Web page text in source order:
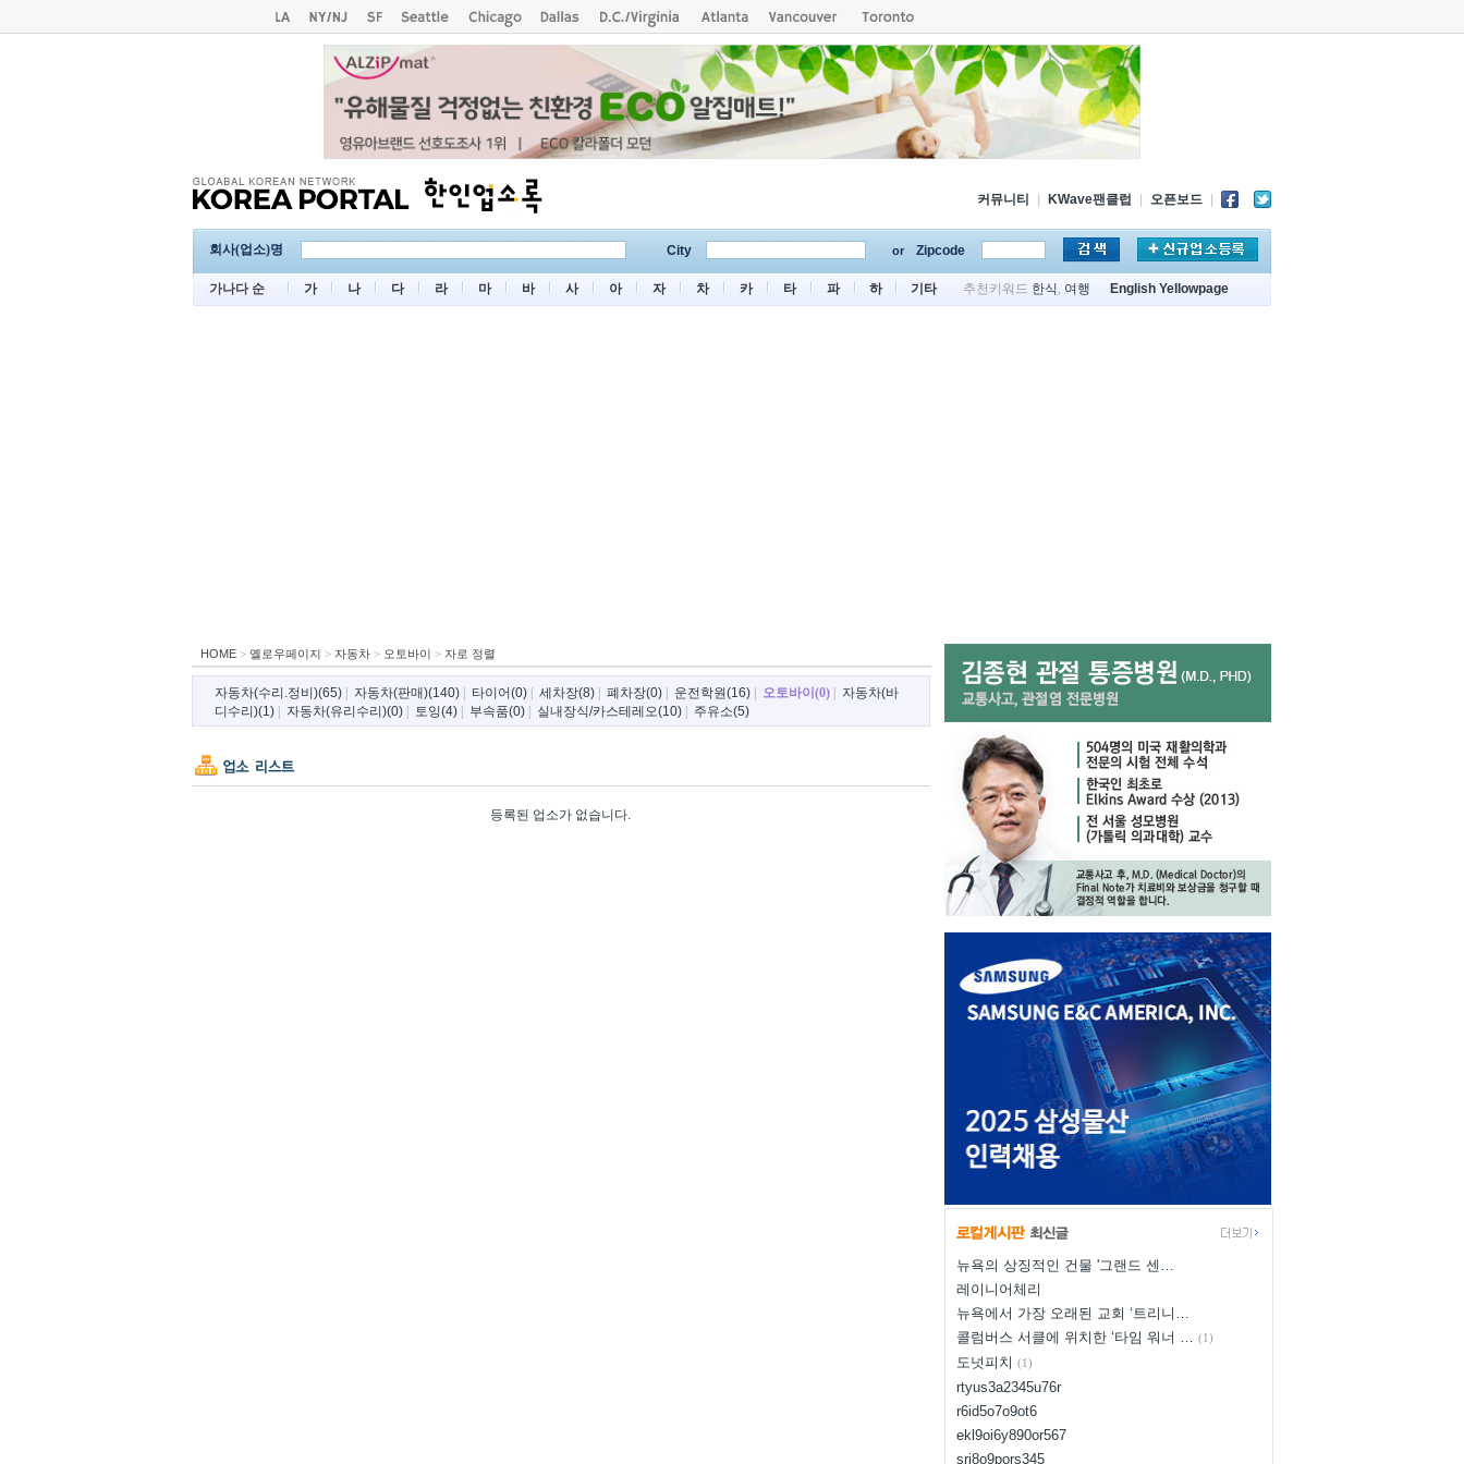
커뮤니티 KWave팬클럽 오픈보드
회사(업소)명 City or Zipcode
가나다 순 가 나 다 라 마 바 사 아 자 차 카 타 파 하 기타 추천키워드 한식 , 여행 English Yellowpage
HOME> 옐로우페이지 > 자동차> 오토바이 > 자로 정렬
자동차(수리.정비)(65)| 자동차(판매)(140)| 타이어(0)| 세차장(8)| 폐차장(0)| 운전학원(16)| 오토바이(0)|
자동차(바
디수리)(1)| 자동차(유리수리)(0)| 토잉(4)| 부속품(0)| 실내장식/카스테레오(10)| 주유소(5)
등록된 업소가 없습니다.
뉴욕의 상징적인 건물 '그랜드 센…
레이니어체리
뉴욕에서 가장 오래된 교회 ‘트리니…
콜럼버스 서클에 위치한 ‘타임 워너 … (1)
도넛피치 (1)
rtyus3a2345u76r
r6id5o7o9ot6
ekl9oi6y890or567
sri8o9pors345